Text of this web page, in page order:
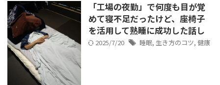
「工場の夜勤」で何度も目が覚
めて寝不足だったけど、座椅子
を活用して熟睡に成功した話し
2025/7/20 睡眠, 生き方のコツ, 健康